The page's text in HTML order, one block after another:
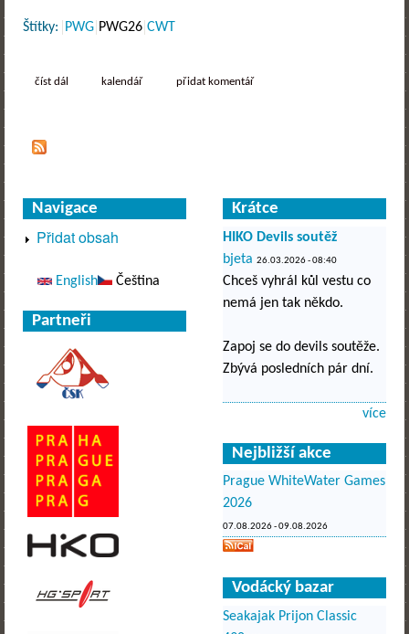
Štítky: PWG PWG26 CWT
číst dál prague whitewater games 2026
kalendář přidat komentář
Navigace
Přidat obsah
English Čeština
Partneři
Krátce
HIKO Devils soutěž
bjeta 26.03.2026 - 08:40
Chceš vyhrál kůl vestu co
nemá jen tak někdo.
Zapoj se do devils soutěže.
Zbývá posledních pár dní.
více
Nejbližší akce
Prague WhiteWater Games
2026
07.08.2026-09.08.2026
Vodácký bazar
Seakajak Prijon Classic